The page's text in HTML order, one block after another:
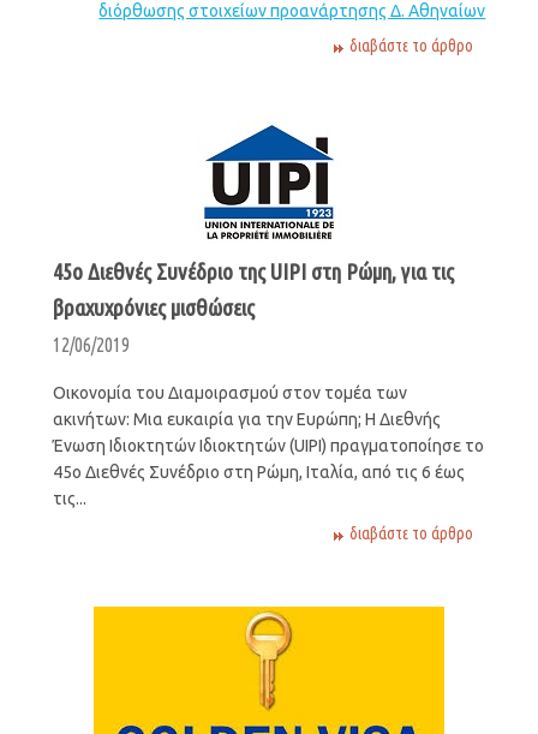
διόρθωσης στοιχείων προανάρτησης Δ. Αθηναίων
διαβάστε το άρθρο
45ο Διεθνές Συνέδριο της UIPI στη Ρώμη, για τις
βραχυχρόνιες μισθώσεις
12/06/2019
Οικονομία του Διαμοιρασμού στον τομέα των
ακινήτων: Μια ευκαιρία για την Ευρώπη; Η Διεθνής
Ένωση Ιδιοκτητών Ιδιοκτητών (UIPI) πραγματοποίησε το
45ο Διεθνές Συνέδριο στη Ρώμη, Ιταλία, από τις 6 έως
τις...
διαβάστε το άρθρο